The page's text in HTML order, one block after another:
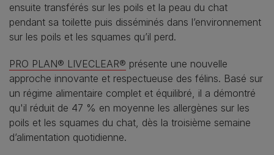
ensuite transférés sur les poils et la peau du chat
pendant sa toilette puis disséminés dans l’environnement
sur les poils et les squames qu’il perd.
PRO PLAN® LIVECLEAR® présente une nouvelle
approche innovante et respectueuse des félins. Basé sur
un régime alimentaire complet et équilibré, il a démontré
qu'il réduit de 47 % en moyenne les allergènes sur les
poils et les squames du chat, dès la troisième semaine
d’alimentation quotidienne.